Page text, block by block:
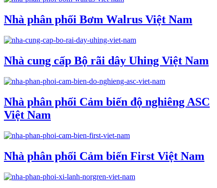
Nhà phân phối Bơm Walrus Việt Nam
Nhà cung cấp Bộ rãi dây Uhing Việt Nam
Nhà phân phối Cảm biến độ nghiêng ASC
Việt Nam
Nhà phân phối Cảm biến First Việt Nam